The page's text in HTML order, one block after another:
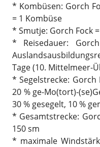
* Kombüsen: Gorch
= 1 Kombüse
* Smutje: Gorch Fock
* Reisedauer:
Tage (10. Mittelmeer-
* Segelstrecke: Gorch
20 % ge-Mo(tort)-
30 % gesegelt, 10 %
* Gesamtstrecke:
150 sm
* maximale